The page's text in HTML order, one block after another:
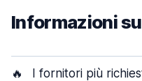
Informazioni
🔥 I fornitori più